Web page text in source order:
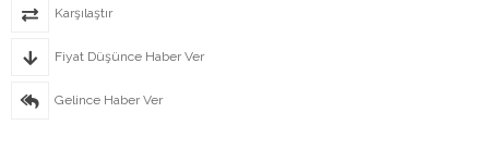
Karşılaştır
Fiyat Düşünce Haber Ver
Gelince Haber Ver